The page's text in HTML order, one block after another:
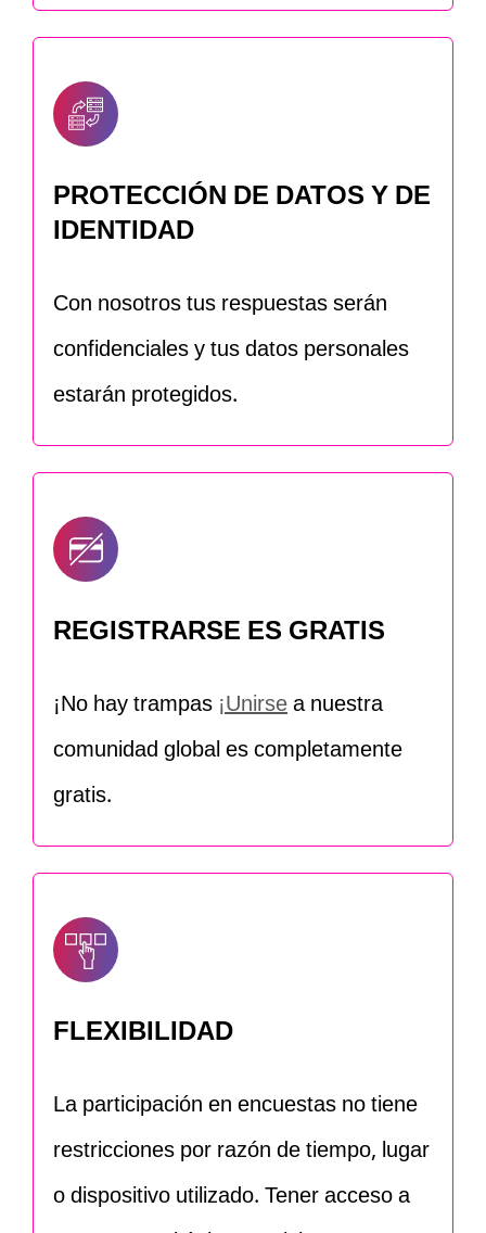
PROTECCIÓN DE DATOS Y DE
IDENTIDAD
Con nosotros tus respuestas serán
confidenciales y tus datos personales
estarán protegidos.
REGISTRARSE ES GRATIS
¡No hay trampas¡Unirsea nuestra
comunidad global es completamente
gratis.
FLEXIBILIDAD
La participación en encuestas no tiene
restricciones por razón de tiempo, lugar
o dispositivo utilizado. Tener acceso a